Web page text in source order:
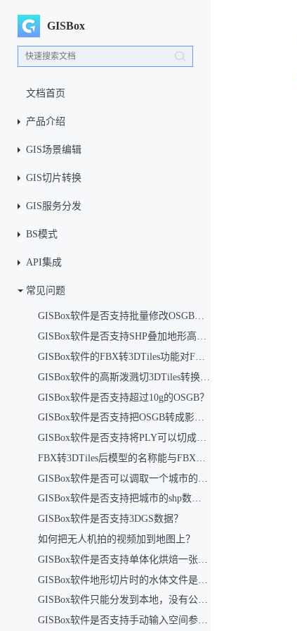
GISBox
文档首页
产品介绍
GIS场景编辑
GIS切片转换
GIS服务分发
BS模式
API集成
常见问题
GISBox软件是否支持批量修改OSGB数据中的反面问题？
GISBox软件是否支持SHP叠加地形高度（即结合DEM文件，使建筑SHP在切片时融入地形高度，并在前端地形数据上呈现）？
GISBox软件的FBX转3DTiles功能对FBX文件大小是否有上限限制？目前支持的最大文件容量是多少？
GISBox软件的高斯泼溅切3DTiles转换功能对文件大小有何限制？
GISBox软件是否支持超过10g的OSGB？
GISBox软件是否支持把OSGB转成影像切片？
GISBox软件是否支持将PLY可以切成3DTiles再反切成OSGB？
GISBox软件是否支持把城市的shp数据批量转换成3DTiles？
GISBox软件是否支持3DGS数据？
如何把无人机拍的视频加到地图上？
GISBox软件是否支持单体化烘焙一张贴图上吗？（将这一张图所涉及模型导出成一个模型）
GISBox软件地形切片时的水体文件是什么文件？
GISBox软件只能分发到本地，没有公共云吗？
GISBox软件是否支持手动输入空间参考？